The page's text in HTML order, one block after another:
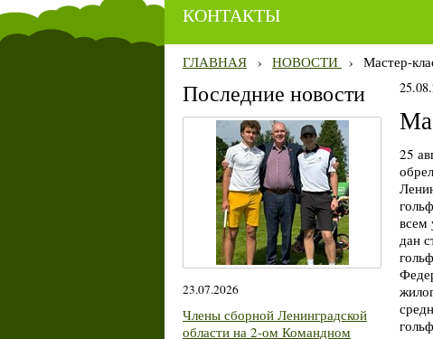
КОНТАКТЫ
ГЛАВНАЯ › НОВОСТИ › Мастер-
Последние новости
23.07.2026
Члены сборной Ленинградской
области на 2-ом Командном
25
всем
дан